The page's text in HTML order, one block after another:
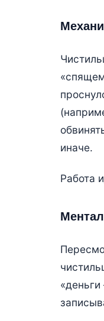
иначе.
Работа